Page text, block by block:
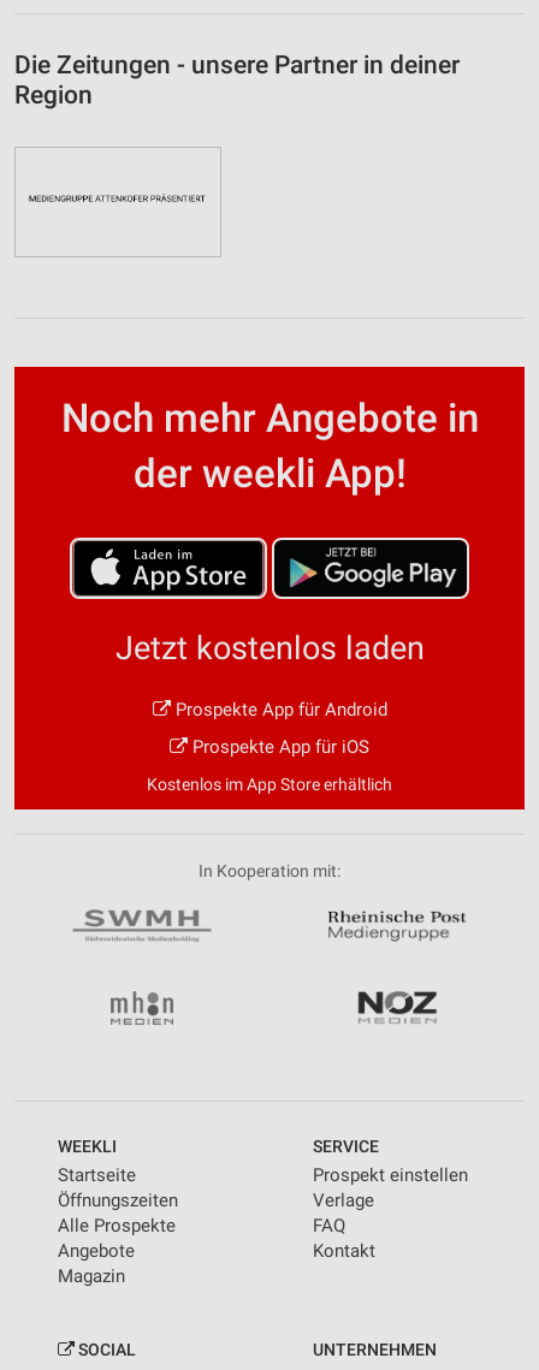
Die Zeitungen - unsere Partner in deiner
Region
Noch mehr Angebote in
der weekli App!
Jetzt kostenlos laden
Prospekte App für Android
Prospekte App für iOS
Kostenlos im App Store erhältlich
In Kooperation mit:
WEEKLI
Startseite
Öffnungszeiten
Alle Prospekte
Angebote
Magazin
SERVICE
Prospekt einstellen
Verlage
FAQ
Kontakt
SOCIAL UNTERNEHMEN